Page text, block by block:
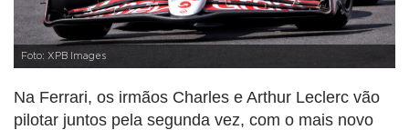
Foto: XPB Images
Na Ferrari, os irmãos Charles e Arthur Leclerc vão
pilotar juntos pela segunda vez, com o mais novo